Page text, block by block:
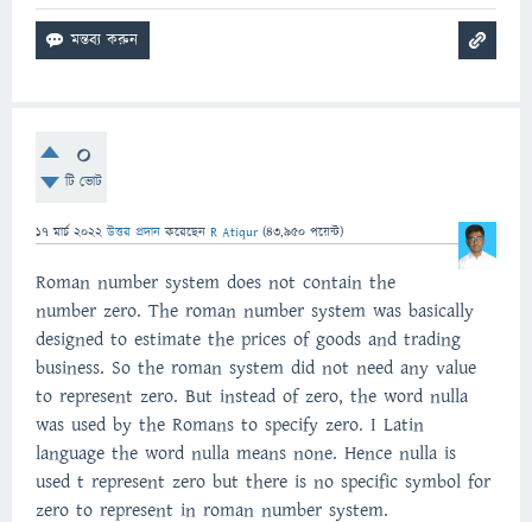
0
টি ভোট
17 মার্চ 2022 উত্তর প্রদান করেছেন R Atiqur (43,950 পয়েন্ট)
Roman number system does not contain the
number zero. The roman number system was basically
designed to estimate the prices of goods and trading
business. So the roman system did not need any value
to represent zero. But instead of zero, the word nulla
was used by the Romans to specify zero. I Latin
language the word nulla means none. Hence nulla is
used t represent zero but there is no specific symbol for
zero to represent in roman number system.